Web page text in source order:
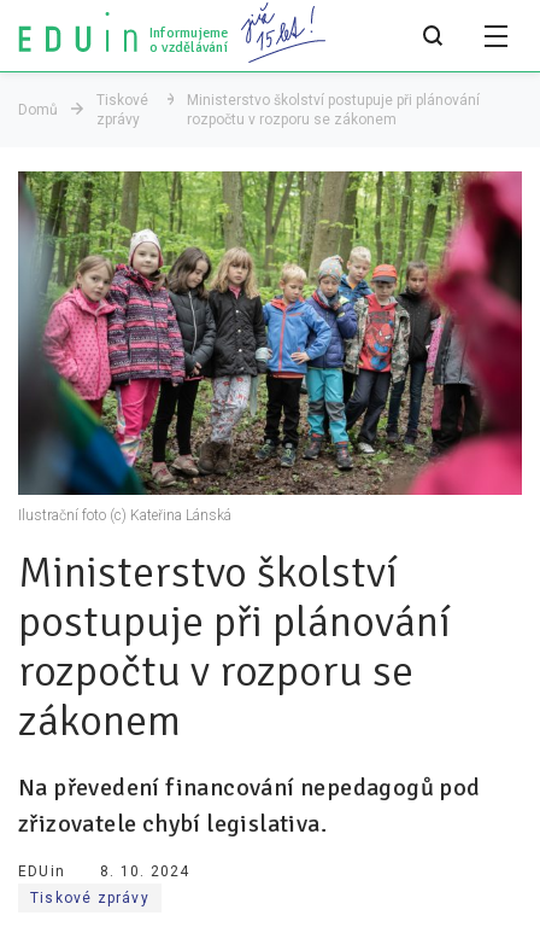
Informujeme
o vzdělávání
Všechny články
Týdeník bEDUin
Analýzy
Audit vzdělávacího systému
Všechny analýzy
Pro média
Tiskové zprávy
Pro zřizovatele
Konference Lepší škola
Kápézetka - průvodce pro zřizovatele
Klub zřizovatelů
O nás
O nás
Partneři a dárci
Domů
Tiskové
zprávy
Ministerstvo školství postupuje při plánování
rozpočtu v rozporu se zákonem
Ministerstvo školství
postupuje při plánování
rozpočtu v rozporu se
zákonem
Na převedení financování nepedagogů pod
zřizovatele chybí legislativa.
EDUin
8. 10. 2024
Tiskové zprávy
Ilustrační foto (c) Kateřina Lánská